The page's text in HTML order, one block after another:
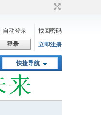
自动登录
找回密码
登录 立即注册
快捷导航